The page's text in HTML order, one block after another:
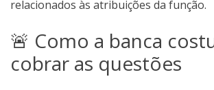
relacionados às atribuições da função.
🚨 Como a banca
cobrar as questões